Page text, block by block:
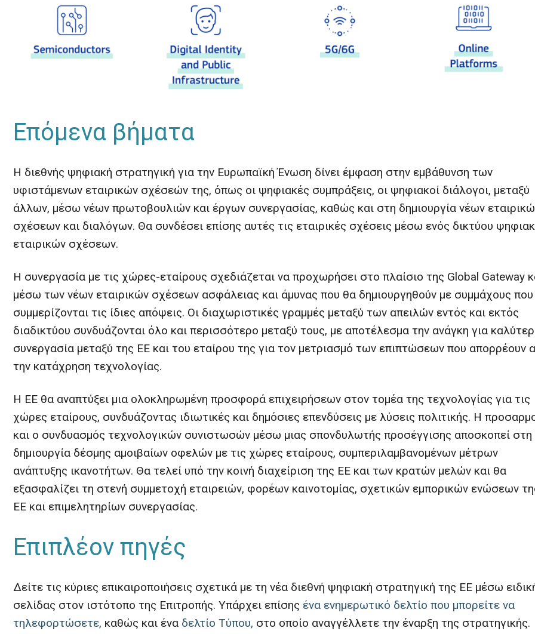
Επόμενα βήματα
Η διεθνής ψηφιακή στρατηγική για την Ευρωπαϊκή Ένωση δίνει έμφαση στην εμβάθυνση των
υφιστάμενων εταιρικών σχέσεών της, όπως οι ψηφιακές συμπράξεις, οι ψηφιακοί διάλογοι, μεταξύ
άλλων, μέσω νέων πρωτοβουλιών και έργων συνεργασίας, καθώς και στη δημιουργία νέων
σχέσεων και διαλόγων. Θα συνδέσει επίσης αυτές τις εταιρικές σχέσεις μέσω ενός δικτύου
εταιρικών σχέσεων.
Η συνεργασία με τις χώρες-εταίρους σχεδιάζεται να προχωρήσει στο πλαίσιο της Global Gateway
μέσω των νέων εταιρικών σχέσεων ασφάλειας και άμυνας που θα δημιουργηθούν με συμμάχους που
συμμερίζονται τις ίδιες απόψεις. Οι διαχωριστικές γραμμές μεταξύ των απειλών εντός και εκτός
διαδικτύου συνδυάζονται όλο και περισσότερο μεταξύ τους, με αποτέλεσμα την ανάγκη για
συνεργασία μεταξύ της ΕΕ και του εταίρου της για τον μετριασμό των επιπτώσεων που απορρέουν
την κατάχρηση τεχνολογίας.
Η ΕΕ θα αναπτύξει μια ολοκληρωμένη προσφορά επιχειρήσεων στον τομέα της τεχνολογίας για τις
χώρες εταίρους, συνδυάζοντας ιδιωτικές και δημόσιες επενδύσεις με λύσεις πολιτικής. Η
και ο συνδυασμός τεχνολογικών συνιστωσών μέσω μιας σπονδυλωτής προσέγγισης αποσκοπεί στη
δημιουργία δέσμης αμοιβαίων οφελών με τις χώρες εταίρους, συμπεριλαμβανομένων μέτρων
ανάπτυξης ικανοτήτων. Θα τελεί υπό την κοινή διαχείριση της ΕΕ και των κρατών μελών και θα
εξασφαλίζει τη στενή συμμετοχή εταιρειών, φορέων καινοτομίας, σχετικών εμπορικών ενώσεων
ΕΕ και επιμελητηρίων συνεργασίας.
Επιπλέον πηγές
Δείτε τις κύριες επικαιροποιήσεις σχετικά με τη νέα διεθνή ψηφιακή στρατηγική της ΕΕ μέσω
σελίδας στον ιστότοπο της Επιτροπής. Υπάρχει επίσης ένα ενημερωτικό δελτίο που μπορείτε να
τηλεφορτώσετε, καθώς και ένα δελτίο Τύπου, στο οποίο αναγγέλλετε την έναρξη της στρατηγικής.